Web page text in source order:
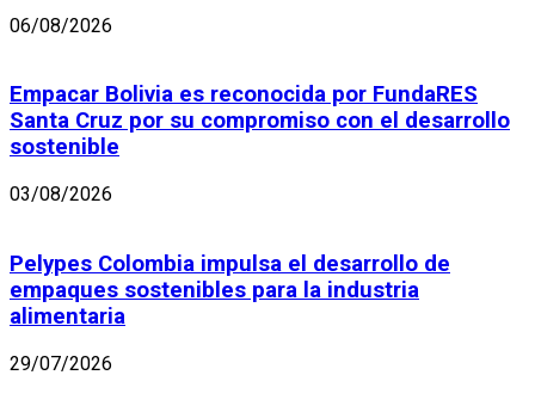
06/08/2026
Empacar Bolivia es reconocida por FundaRES
Santa Cruz por su compromiso con el desarrollo
sostenible
03/08/2026
Pelypes Colombia impulsa el desarrollo de
empaques sostenibles para la industria
alimentaria
29/07/2026